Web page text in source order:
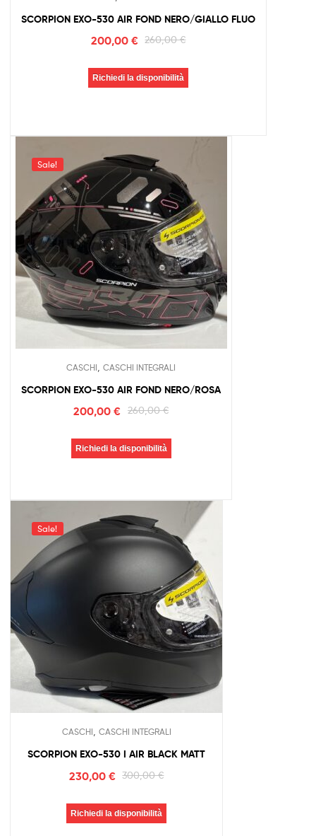
SCORPION EXO-530 AIR FOND NERO/GIALLO FLUO
260,00€
200,00 €
Richiedi la disponibilità
Sale!
CASCHI CASCHI INTEGRALI
SCORPION EXO-530 AIR FOND NERO/ROSA
260,00€
200,00€
Richiedi la disponibilità
Sale!
CASCHI CASCHI INTEGRALI
SCORPION EXO-530 I AIR BLACK MATT
300,00€
230,00 €
Richiedi la disponibilità